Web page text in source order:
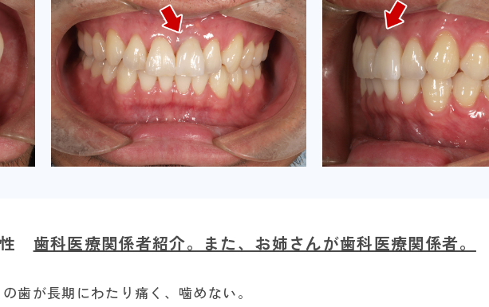
歯科医療関係者紹介。また、お姉さんが歯科医療関係者。
歯が長期にわたり痛く、噛めない。